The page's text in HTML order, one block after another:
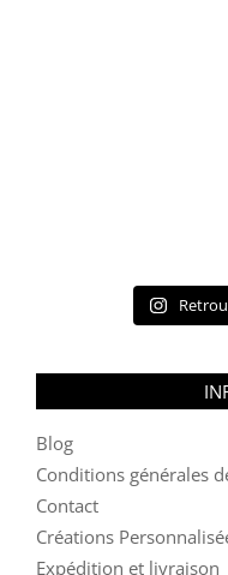
Blog
Conditions générales
Contact
Créations
Expédition et livraison